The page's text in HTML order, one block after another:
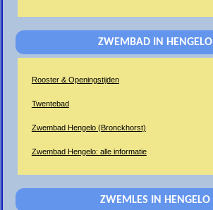
ZWEMBAD IN HENGELO
Rooster & Openingstijden
Twentebad
Zwembad Hengelo (Bronckhorst)
Zwembad Hengelo: alle informatie
ZWEMLES IN HENGELO